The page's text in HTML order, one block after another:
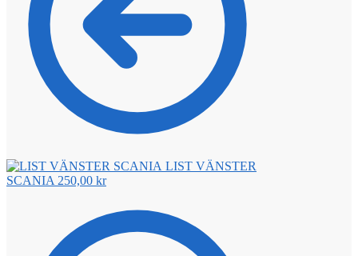
LIST VÄNSTER
SCANIA 250,00 kr